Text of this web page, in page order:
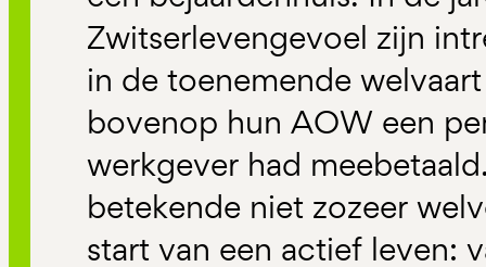
Zwitserlevengevoel zijn
in de toenemende
bovenop hun AOW een
werkgever had
betekende niet zozeer
start van een actief leven: